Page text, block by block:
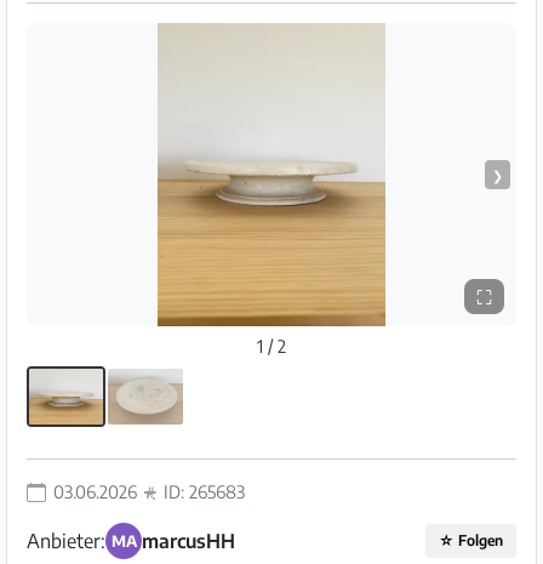
❯
⛶
1 / 2
03.06.2026 ID: 265683
Anbieter: MA marcusHH ☆ Folgen